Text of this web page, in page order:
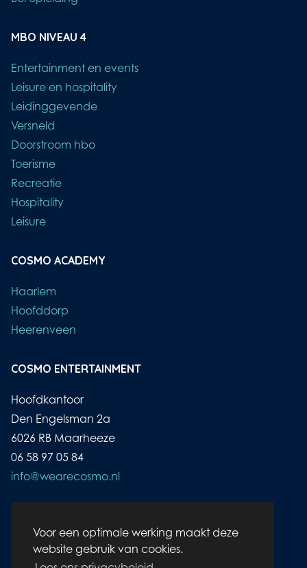
Voor een optimale werking maakt deze
website gebruik van cookies.
Bol opleiding
MBO NIVEAU 4
Entertainment en events
Leisure en hospitality
Leidinggevende
Versneld
Doorstroom hbo
Toerisme
Recreatie
Leisure
COSMO ACADEMY
Haarlem
Heerenveen
COSMO ENTERTAINMENT
Hoofdkantoor
Den Engelsman 2a
6026 RB Maarheeze
KvK: 17144939